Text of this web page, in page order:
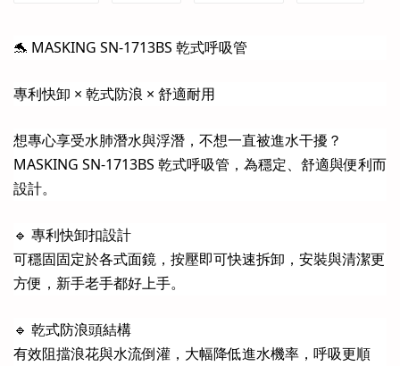
🐬 MASKING SN-1713BS 乾式呼吸管
專利快卸 × 乾式防浪 × 舒適耐用
想專心享受水肺潛水與浮潛，不想一直被進水干擾？
MASKING SN-1713BS 乾式呼吸管，為穩定、舒適與便利而
設計。
🔹 專利快卸扣設計
可穩固固定於各式面鏡，按壓即可快速拆卸，安裝與清潔更
方便，新手老手都好上手。
🔹 乾式防浪頭結構
有效阻擋浪花與水流倒灌，大幅降低進水機率，呼吸更順